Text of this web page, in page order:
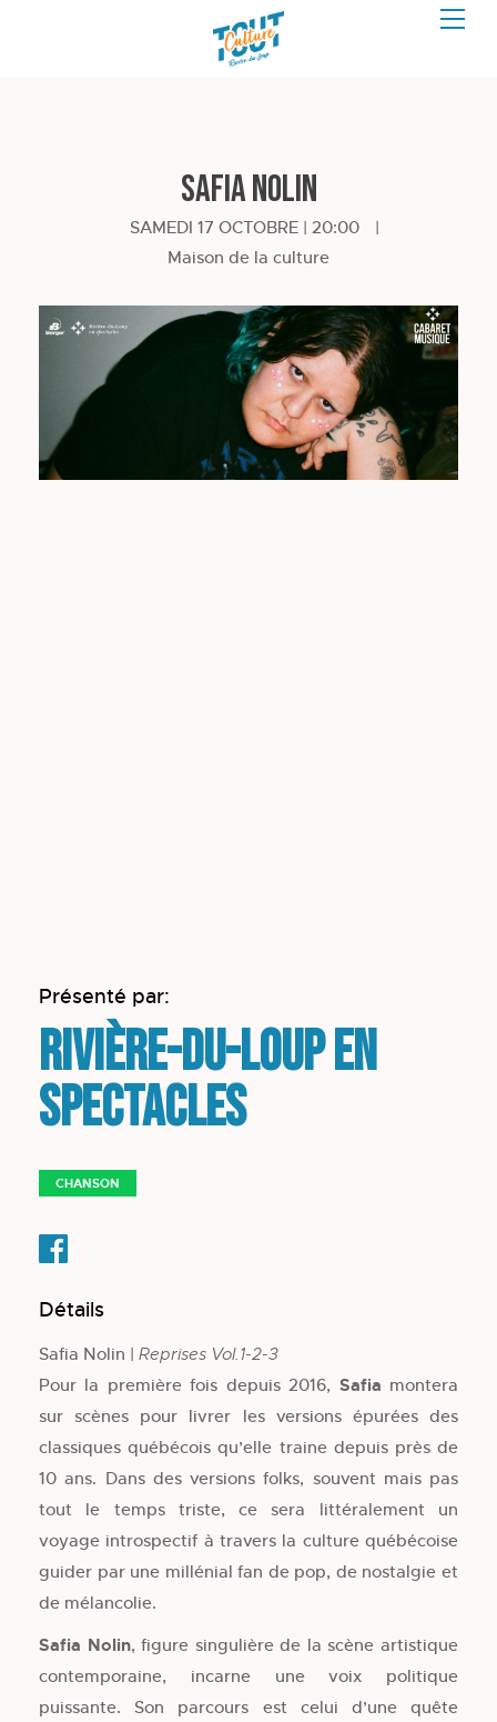
Safia Nolin
SAMEDI 17 OCTOBRE | 20:00
|
Maison de la culture
Présenté par:
Rivière-du-Loup en
spectacles
CHANSON
Détails
Safia Nolin | Reprises Vol.1-2-3
Pour la première fois depuis 2016, Safia montera
sur scènes pour livrer les versions épurées des
classiques québécois qu’elle traine depuis près de
10 ans. Dans des versions folks, souvent mais pas
tout le temps triste, ce sera littéralement un
voyage introspectif à travers la culture québécoise
guider par une millénial fan de pop, de nostalgie et
de mélancolie.
Safia Nolin, figure singulière de la scène artistique
contemporaine, incarne une voix politique
puissante. Son parcours est celui d’une quête